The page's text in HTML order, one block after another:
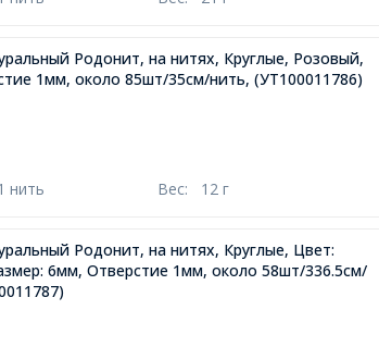
Родонит, на нитях, Круглые, Розовый,
1мм, около 85шт/35см/нить, (УТ100011786)
нить Вес: 12 г
Родонит, на нитях, Круглые, Цвет:
6мм, Отверстие 1мм, около 58шт/336.5см/